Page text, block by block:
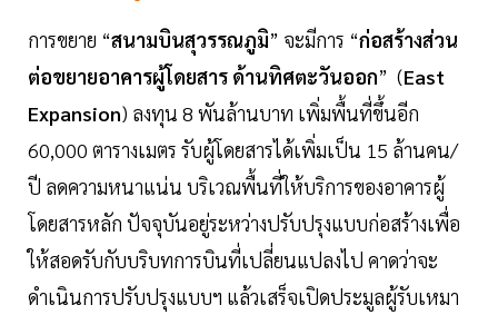
การขยาย “สนามบินสุวรรณภูมิ” จะมีการ “ก่อสร้างส่วน
ต่อขยายอาคารผู้โดยสาร ด้านทิศตะวันออก” (East
Expansion) ลงทุน 8 พันล้านบาท เพิ่มพื้นที่ขึ้นอีก
60,000 ตารางเมตร รับผู้โดยสารได้เพิ่มเป็น 15 ล้านคน/
ปี ลดความหนาแน่น บริเวณพื้นที่ให้บริการของอาคารผู้
โดยสารหลัก ปัจจุบันอยู่ระหว่างปรับปรุงแบบก่อสร้างเพื่อ
ให้สอดรับกับบริบทการบินที่เปลี่ยนแปลงไป คาดว่าจะ
ดำเนินการปรับปรุงแบบฯ แล้วเสร็จเปิดประมูลผู้รับเหมา